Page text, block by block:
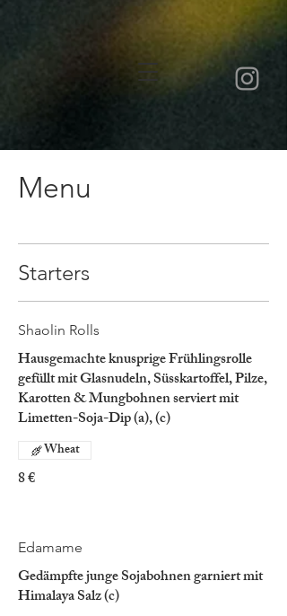
Menu
Starters
Shaolin Rolls
Hausgemachte knusprige Frühlingsrolle
gefüllt mit Glasnudeln, Süsskartoffel, Pilze,
Karotten & Mungbohnen serviert mit
Limetten-Soja-Dip (a), (c)
8 €
Wheat
Edamame
Gedämpfte junge Sojabohnen garniert mit
Himalaya Salz (c)